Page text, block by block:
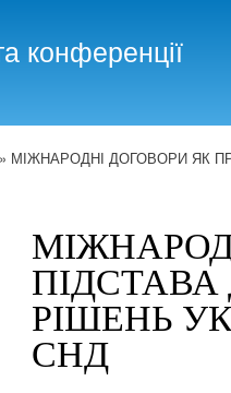
конференції
» МІЖНАРОДНІ ДОГОВОРИ ЯК
РІШЕНЬ
СНД